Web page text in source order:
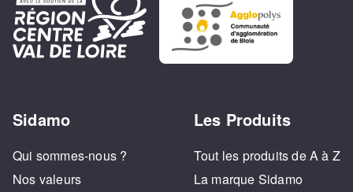
Sidamo
Qui sommes-nous ?
Nos valeurs
Les Produits
Tout les produits de A à Z
La marque Sidamo